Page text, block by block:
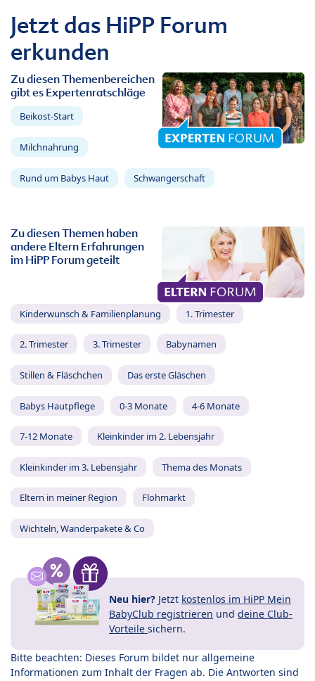
Jetzt das HiPP Forum
erkunden
Zu diesen Themenbereichen
gibt es Expertenratschläge
Beikost-Start
Milchnahrung
Rund um Babys Haut Schwangerschaft
Zu diesen Themen haben
andere Eltern Erfahrungen
im HiPP Forum geteilt
Kinderwunsch & Familienplanung 1. Trimester
2. Trimester 3. Trimester Babynamen
Stillen & Fläschchen Das erste Gläschen
Babys Hautpflege 0-3 Monate 4-6 Monate
7-12 Monate Kleinkinder im 2. Lebensjahr
Kleinkinder im 3. Lebensjahr Thema des Monats
Eltern in meiner Region Flohmarkt
Wichteln, Wanderpakete & Co
Neu hier? Jetzt kostenlos im HiPP Mein
BabyClub registrieren und deine Club-
Vorteile sichern.
Bitte beachten: Dieses Forum bildet nur allgemeine
Informationen zum Inhalt der Fragen ab. Die Antworten sind